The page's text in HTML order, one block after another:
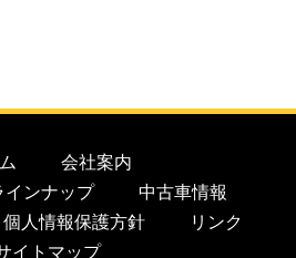
会社案内
インナップ
中古車情報
個人情報保護方針
リンク
イトマップ